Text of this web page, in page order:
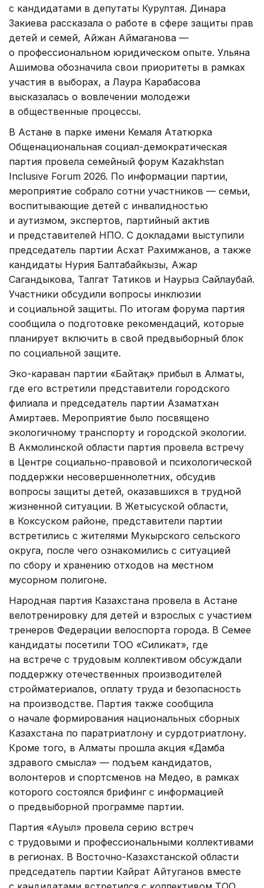
с кандидатами в депутаты Курултая. Динара
Закиева рассказала о работе в сфере защиты прав
детей и семей, Айжан Аймаганова —
о профессиональном юридическом опыте. Ульяна
Ашимова обозначила свои приоритеты в рамках
участия в выборах, а Лаура Карабасова
высказалась о вовлечении молодежи
в общественные процессы.
В Астане в парке имени Кемаля Ататюрка
Общенациональная социал-демократическая
партия провела семейный форум Kazakhstan
Inclusive Forum 2026. По информации партии,
мероприятие собрало сотни участников — семьи,
воспитывающие детей с инвалидностью
и аутизмом, экспертов, партийный актив
и представителей НПО. С докладами выступили
председатель партии Асхат Рахимжанов, а также
кандидаты Нурия Балтабайкызы, Ажар
Сагандыкова, Талгат Татиков и Наурыз Сайлаубай.
Участники обсудили вопросы инклюзии
и социальной защиты. По итогам форума партия
сообщила о подготовке рекомендаций, которые
планирует включить в свой предвыборный блок
по социальной защите.
Эко-караван партии «Байтақ» прибыл в Алматы,
где его встретили представители городского
филиала и председатель партии Азаматхан
Амиртаев. Мероприятие было посвящено
экологичному транспорту и городской экологии.
В Акмолинской области партия провела встречу
в Центре социально-правовой и психологической
поддержки несовершеннолетних, обсудив
вопросы защиты детей, оказавшихся в трудной
жизненной ситуации. В Жетысуской области,
в Коксуском районе, представители партии
встретились с жителями Мукырского сельского
округа, после чего ознакомились с ситуацией
по сбору и хранению отходов на местном
мусорном полигоне.
Народная партия Казахстана провела в Астане
велотренировку для детей и взрослых с участием
тренеров Федерации велоспорта города. В Семее
кандидаты посетили ТОО «Силикат», где
на встрече с трудовым коллективом обсуждали
поддержку отечественных производителей
стройматериалов, оплату труда и безопасность
на производстве. Партия также сообщила
о начале формирования национальных сборных
Казахстана по паратриатлону и сурдотриатлону.
Кроме того, в Алматы прошла акция «Дамба
здравого смысла» — подъем кандидатов,
волонтеров и спортсменов на Медео, в рамках
которого состоялся брифинг с информацией
о предвыборной программе партии.
Партия «Ауыл» провела серию встреч
с трудовыми и профессиональными коллективами
в регионах. В Восточно-Казахстанской области
председатель партии Кайрат Айтуганов вместе